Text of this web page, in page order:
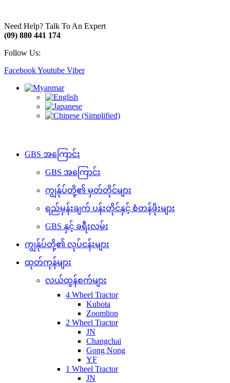
Need Help? Talk To An Expert
(09) 880 441 174
Follow Us:
FacebookYoutube Viber
GBS အကြောင်း
GBS အကြောင်း
ကျွန်ုပ်တို့၏ မှတ်တိုင်များ
ရည်မှန်းချက် ပန်းတိုင်နှင့် စံတန်ဖိုးများ
GBS နှင့် ခရီးလမ်း
ကျွန်ုပ်တို့၏ လုပ်ငန်းများ
ထုတ်ကုန်များ
လယ်ထွန်စက်များ
4 Wheel Tractor
Kubota
Zoomlion
2 Wheel Tractor
JN
Changchai
Gong Nong
YF
1 Wheel Tractor
JN